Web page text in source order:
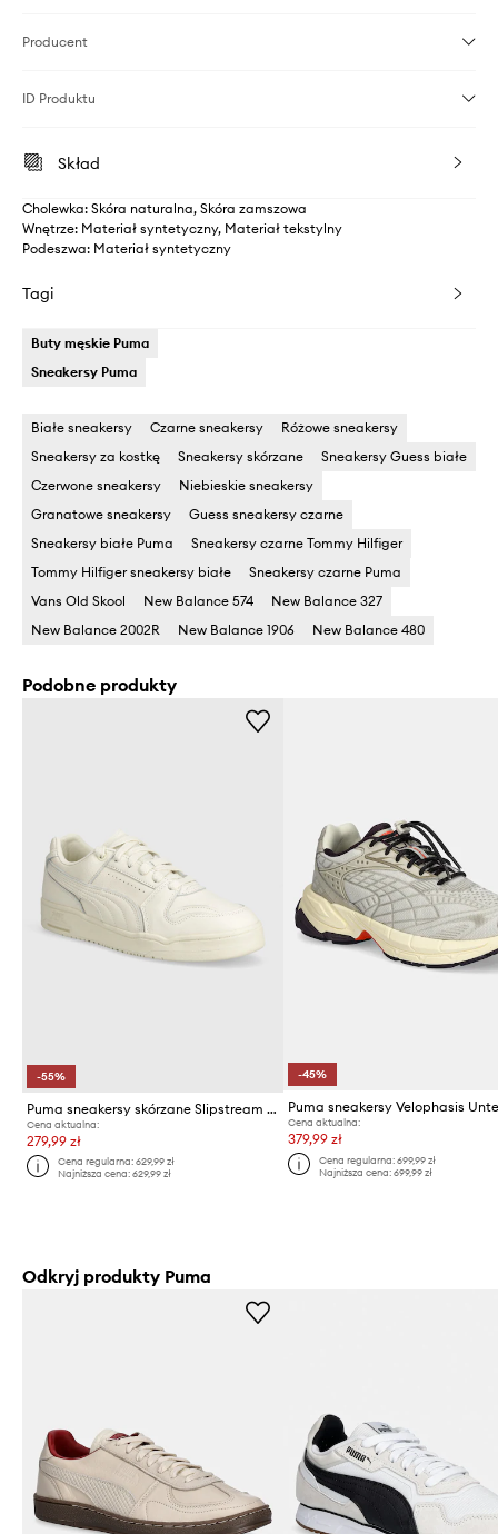
Producent
ID Produktu
Skład
Cholewka: Skóra naturalna, Skóra zamszowa
Wnętrze: Materiał syntetyczny, Materiał tekstylny
Podeszwa: Materiał syntetyczny
Tagi
Buty męskie Puma
Sneakersy Puma
Białe sneakersy Czarne sneakersy
Różowe sneakersy
Sneakersy za kostkę
Sneakersy skórzane
Sneakersy Guess białe
Czerwone sneakersy
Niebieskie sneakersy
Granatowe sneakersy
Guess sneakersy czarne
Sneakersy białe Puma
Sneakersy czarne Tommy Hilfiger
Tommy Hilfiger sneakersy białe
Sneakersy czarne Puma
Vans Old Skool
New Balance 574
New Balance 327
New Balance 2002R
New Balance 1906 New Balance 480
Podobne produkty
-55%
Puma sneakersy skórzane Slipstream Lo
Cena aktualna:
279,99 zł
Cena regularna:629,99 zł
Najniższa cena:629,99 zł
-45%
Cena aktualna:
379,99 zł
Cena regularna: 699,99 zł
Najniższa cena: 699,99 zł
Odkryj produkty Puma